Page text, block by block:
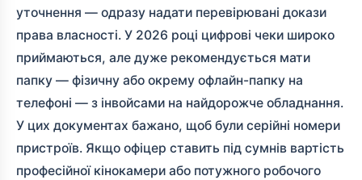
уточнення — одразу надати перевірювані докази
права власності. У 2026 році цифрові чеки широко
приймаються, але дуже рекомендується мати
папку — фізичну або окрему офлайн-папку на
телефоні — з інвойсами на найдорожче обладнання.
У цих документах бажано, щоб були серійні номери
пристроїв. Якщо офіцер ставить під сумнів вартість
професійної кінокамери або потужного робочого